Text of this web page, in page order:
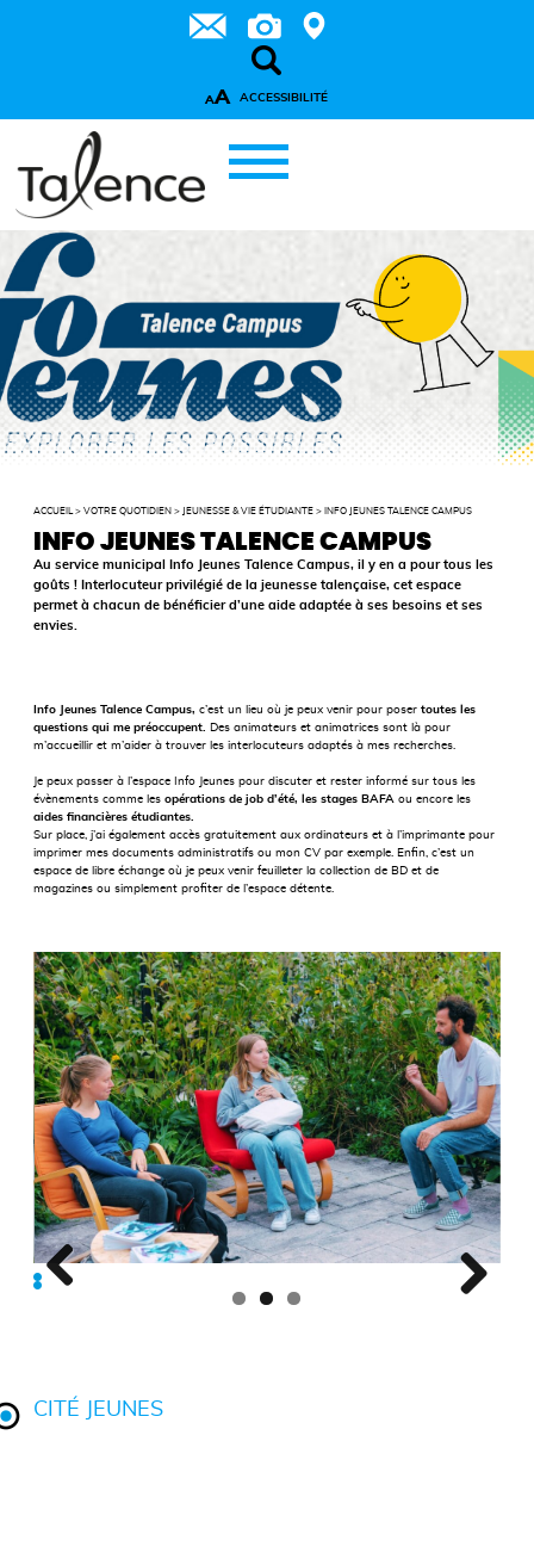
AA ACCESSIBILITÉ
ACCUEIL >VOTRE QUOTIDIEN > JEUNESSE & VIE ÉTUDIANTE > INFO JEUNES TALENCE CAMPUS
INFO JEUNES TALENCE CAMPUS
Au service municipal Info Jeunes Talence Campus, il y en a pour tous les
goûts ! Interlocuteur privilégié de la jeunesse talençaise, cet espace
permet à chacun de bénéficier d’une aide adaptée à ses besoins et ses
envies.
Info Jeunes Talence Campus, c’est un lieu où je peux venir pour posertoutes les
questions qui me préoccupent. Des animateurs et animatrices sont là pour
m’accueillir et m’aider à trouver les interlocuteurs adaptés à mes recherches.
Je peux passer à l’espace Info Jeunes pour discuter et rester informé sur tous les
évènements comme lesopérations de job d’été, les stages BAFAou encore les
aides financières étudiantes.
Sur place, j’ai également accès gratuitement aux ordinateurs et à l’imprimante pour
imprimer mes documents administratifs ou mon CV par exemple. Enfin, c’est un
espace de libre échange où je peux venir feuilleter la collection de BD et de
magazines ou simplement profiter de l’espace détente.
CITÉ JEUNES